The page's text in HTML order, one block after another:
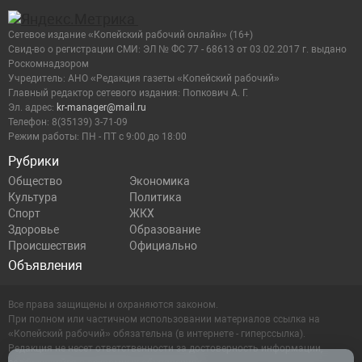
Рубрики
Общество
Экономика
Культура
Политика
Спорт
ЖКХ
Здоровье
Образование
Происшествия
Официально
Объявления
Сетевое издание «Копейский рабочий онлайн» (16+)
Cвид-во о регистрации СМИ: ЭЛ № ФС 77 - 68613 от 03.02.2017 г. выдано
Роскомнадзором
Учредитель: АНО «Редакция газеты «Копейский рабочий»
Главный редактор сетевого издания: Попкович А. Г.
Эл. адрес: kr-manager@mail.ru
Телефон: 8(35139) 3-71-09
Режим работы: ПН - ПТ с 9:00 до 18:00
Все права защищены и охраняются законом.
При полном или частичном использовании материалов ссылка на
«Копейский рабочий» обязательна (в интернете - гиперссылка).
Редакция не несет ответственности за достоверность информации,